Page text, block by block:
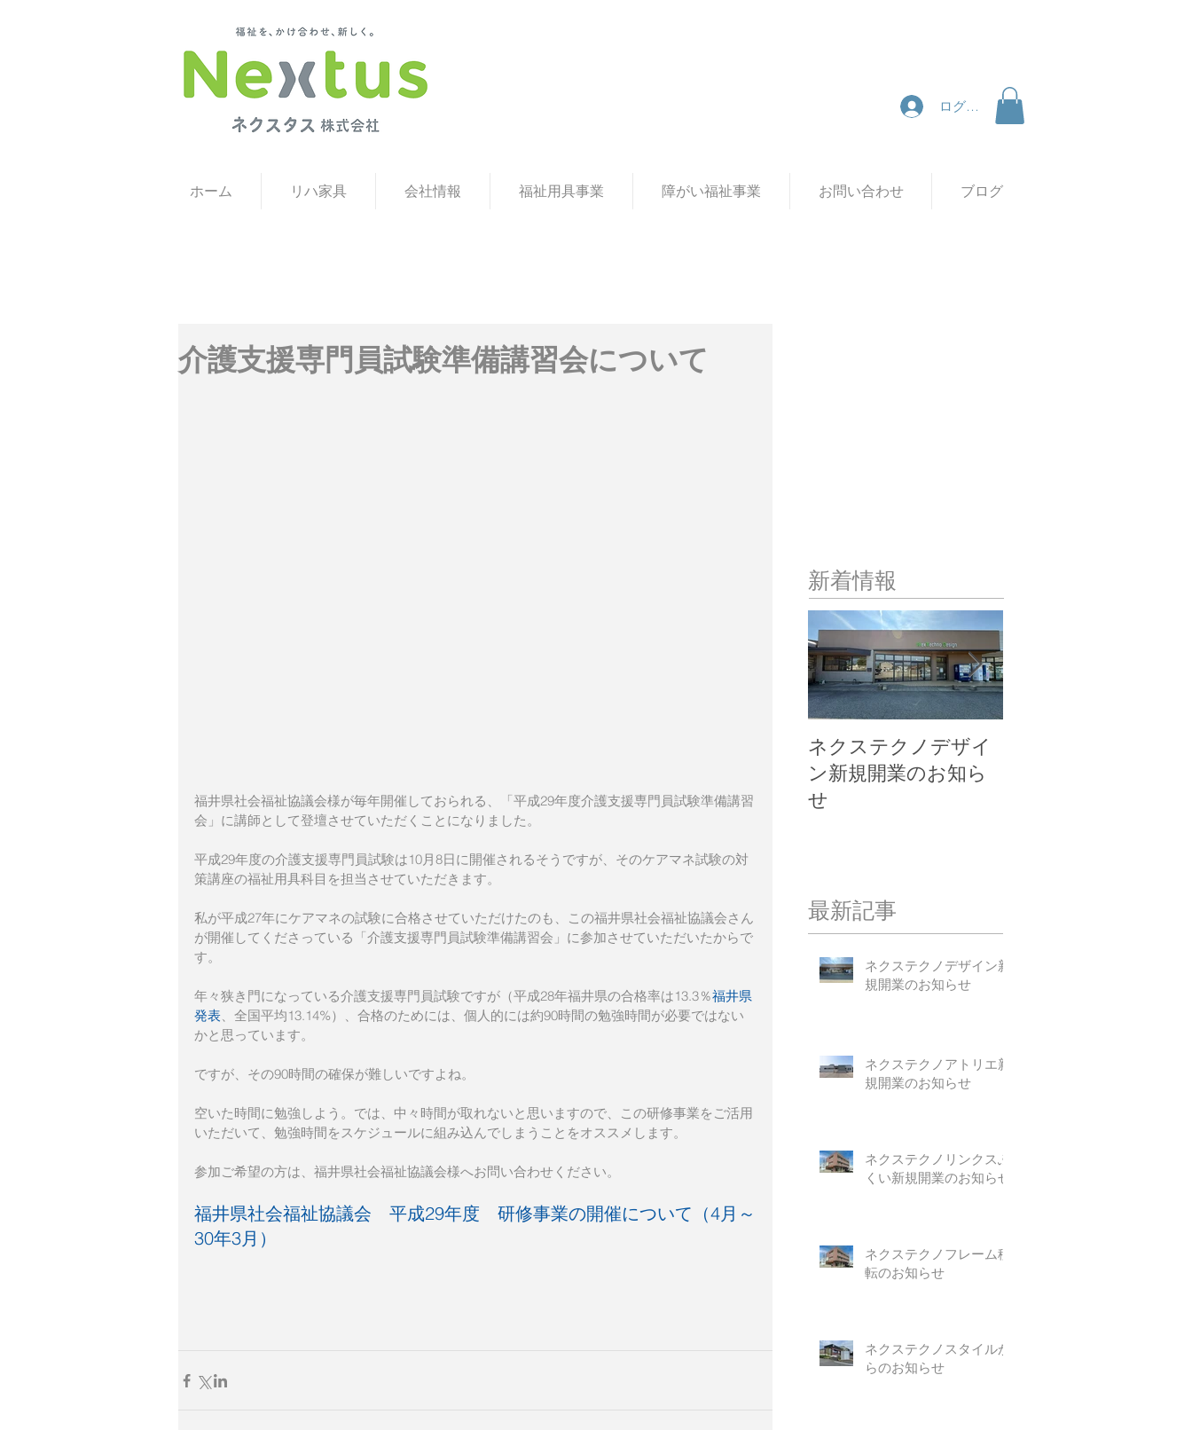
ログイン
ホーム リハ家具 会社情報 福祉用具事業 障がい福祉事業 お問い合わせ ブログ
ネクステクノデザイン新
規開業のお知らせ
ネクステクノアトリエ新
規開業のお知らせ
ネクステクノリンクスふ
くい新規開業のお知らせ
ネクステクノフレーム移
転のお知らせ
ネクステクノスタイルか
らのお知らせ
最新記事
ネクステクノデザイ
ン新規開業のお知ら
せ
​新着情報
介護支援専門員試験準備講習会について
福井県社会福祉協議会様が毎年開催しておられる、「平成29年度介護支援専門員試験準備講習
会」に講師として登壇させていただくことになりました。
平成29年度の介護支援専門員試験は10月8日に開催されるそうですが、そのケアマネ試験の対
策講座の福祉用具科目を担当させていただきます。
私が平成27年にケアマネの試験に合格させていただけたのも、この福井県社会福祉協議会さん
が開催してくださっている「介護支援専門員試験準備講習会」に参加させていただいたからで
す。
年々狭き門になっている介護支援専門員試験ですが（平成28年福井県の合格率は13.3％福井県
発表、全国平均13.14%）、合格のためには、個人的には約90時間の勉強時間が必要ではない
かと思っています。
ですが、その90時間の確保が難しいですよね。
空いた時間に勉強しよう。では、中々時間が取れないと思いますので、この研修事業をご活用
いただいて、勉強時間をスケジュールに組み込んでしまうことをオススメします。
参加ご希望の方は、福井県社会福祉協議会様へお問い合わせください。
福井県社会福祉協議会　平成29年度　研修事業の開催について（4月～
30年3月）